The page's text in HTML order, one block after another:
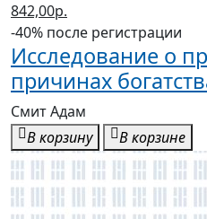
842,00р.
-40% после регистрации
Исследование о
причинах
Смит Адам
В корзину
В корзине